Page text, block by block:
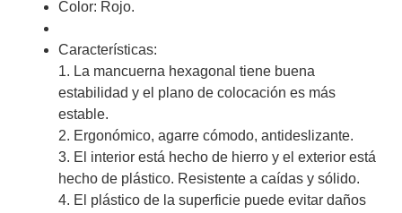
Color: Rojo.
Características:
1. La mancuerna hexagonal tiene buena
estabilidad y el plano de colocación es más
estable.
2. Ergonómico, agarre cómodo, antideslizante.
3. El interior está hecho de hierro y el exterior está
hecho de plástico. Resistente a caídas y sólido.
4. El plástico de la superficie puede evitar daños